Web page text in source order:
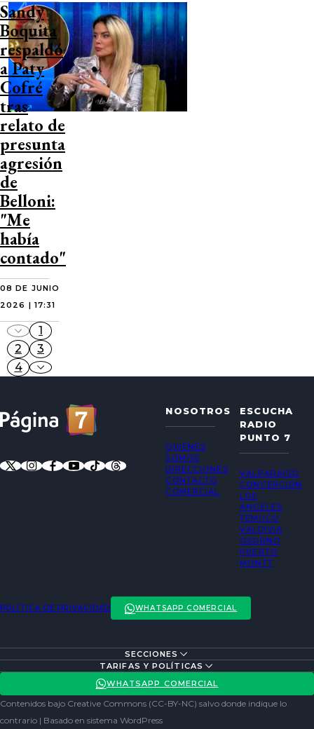
Sandy
Boquita
respaldó
a Paty
Cofré
tras
relato de
presunta
agresión
de
Belloni:
"Me
había
contado"
08 DE JUNIO
2026 | 17:31
1
2
3
4
NOSOTROS
QUIÉNES
SOMOS
DIRECCIONES
CONTACTO
COMERCIAL
ESCUCHA
RADIO
PUNTO 7
VALPARAÍSO
CONCEPCIÓN
LOS
ÁNGELES
TEMUCO
VALDIVIA
OSORNO
PUERTO
MONTT
POLÍTICA DE PRIVACIDAD WHATSAPP COMERCIAL
SECCIONES
ACTUALIDAD
REDES SOCIALES
TARIFAS Y POLÍTICAS
POLÍTICA DE PRIVACIDAD
WHATSAPP COMERCIAL
Contenidos bajo Creative Commons (CC-BY-NC) salvo donde indique lo
contrario | Basado en sistema WordPress